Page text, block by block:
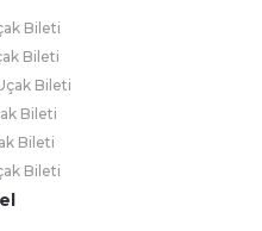
Bileti
Bileti
Bileti
Bileti
Bileti
Bileti